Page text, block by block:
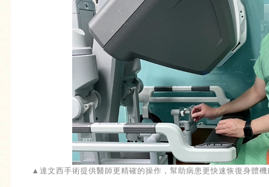
▲達文西手術提供醫師更精確的操作，幫助病患更快速恢復身體機